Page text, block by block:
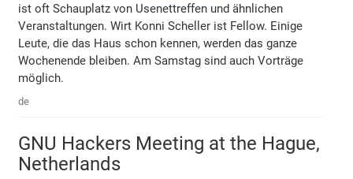
ist oft Schauplatz von Usenettreffen und ähnlichen
Veranstaltungen. Wirt Konni Scheller ist Fellow. Einige
Leute, die das Haus schon kennen, werden das ganze
Wochenende bleiben. Am Samstag sind auch Vorträge
möglich.
de
GNU Hackers Meeting at the Hague,
Netherlands